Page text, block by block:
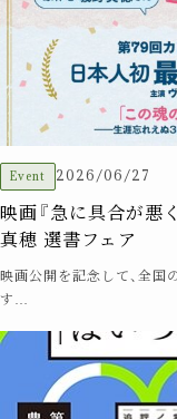
Event 2026/06/27
映画『急に具合が
真穂 選書フェア
映画公開を記念して、全国
す…